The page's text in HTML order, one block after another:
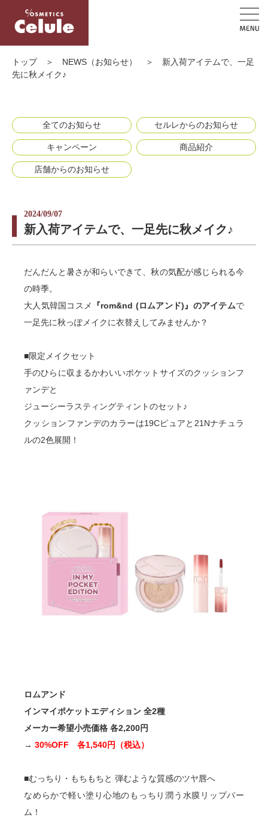
トップ＞ NEWS（お知らせ） ＞ 新入荷アイテムで、一足
先に秋メイク♪
全てのお知らせ セルレからのお知らせ
キャンペーン 商品紹介
店舗からのお知らせ
2024/09/07
新入荷アイテムで、一足先に秋メイク♪
だんだんと暑さが和らいできて、秋の気配が感じられる今
の時季。
大人気韓国コスメ
『rom&nd (ロムアンド)』のアイテムで
一足先に秋っぽメイクに衣替えしてみませんか？
■限定メイクセット
手のひらに収まるかわいいポケットサイズのクッションフ
ァンデと
ジューシーラスティングティントのセット♪
クッションファンデのカラーは19Cピュアと21Nナチュラ
ルの2色展開！
ロムアンド
インマイポケットエディション 全2種
メーカー希望小売価格 各2,200円
→ 30%OFF 各1,540円（税込）
■むっちり・もちもちと 弾むような質感のツヤ唇へ
なめらかで軽い塗り心地のもっちり潤う水膜リップバー
ム！